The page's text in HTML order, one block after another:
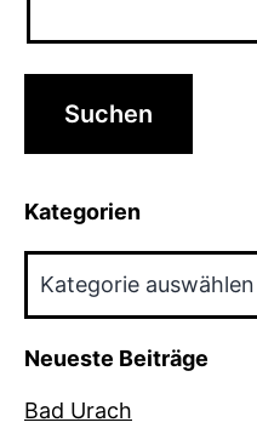
Kategorien
Neueste Beiträge
Bad Urach